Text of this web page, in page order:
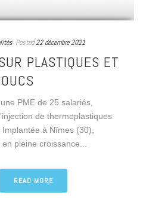
Posted22 décembre 2021
PLASTIQUES ET
PME de 25 salariés,
de thermoplastiques
à Nîmes (30),
pleine croissance...
READ MORE